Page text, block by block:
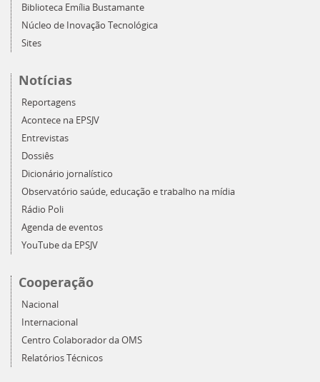
Biblioteca Emília Bustamante
Núcleo de Inovação Tecnológica
Sites
Notícias
Reportagens
Acontece na EPSJV
Entrevistas
Dossiês
Dicionário jornalístico
Observatório saúde, educação e trabalho na mídia
Rádio Poli
Agenda de eventos
YouTube da EPSJV
Cooperação
Nacional
Internacional
Centro Colaborador da OMS
Relatórios Técnicos